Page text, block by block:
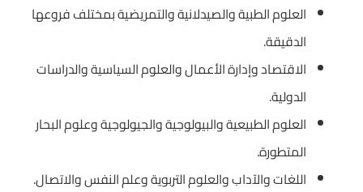
العلوم الطبية والصيدلانية والتمريضية بمختلف فروعها
الدقيقة.
الاقتصاد وإدارة الأعمال والعلوم السياسية والدراسات
الدولية.
العلوم الطبيعية والبيولوجية والجيولوجية وعلوم البحار
المتطورة.
اللغات والآداب والعلوم التربوية وعلم النفس والاتصال.